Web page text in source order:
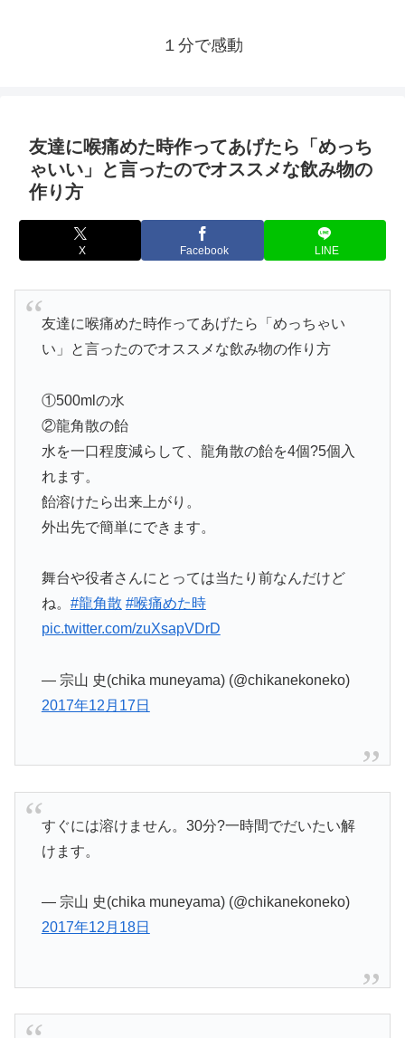
１分で感動
友達に喉痛めた時作ってあげたら「めっち
ゃいい」と言ったのでオススメな飲み物の
作り方
X Facebook LINE
友達に喉痛めた時作ってあげたら「めっちゃい
い」と言ったのでオススメな飲み物の作り方
①500mlの水
②龍角散の飴
水を一口程度減らして、龍角散の飴を4個?5個入
れます。
飴溶けたら出来上がり。
外出先で簡単にできます。
舞台や役者さんにとっては当たり前なんだけど
ね。 #龍角散 #喉痛めた時
pic.twitter.com/zuXsapVDrD
— 宗山 史(chika muneyama) (@chikanekoneko)
2017年12月17日
すぐには溶けません。30分?一時間でだいたい解
けます。
— 宗山 史(chika muneyama) (@chikanekoneko)
2017年12月18日